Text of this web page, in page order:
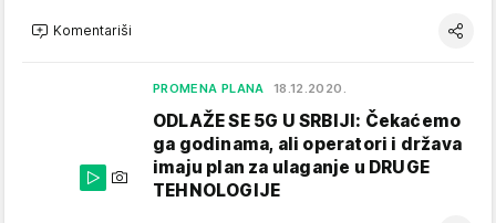
Komentariši
PROMENA PLANA 18.12.2020.
ODLAŽE SE 5G U SRBIJI: Čekaćemo
ga godinama, ali operatori i država
imaju plan za ulaganje u DRUGE
TEHNOLOGIJE